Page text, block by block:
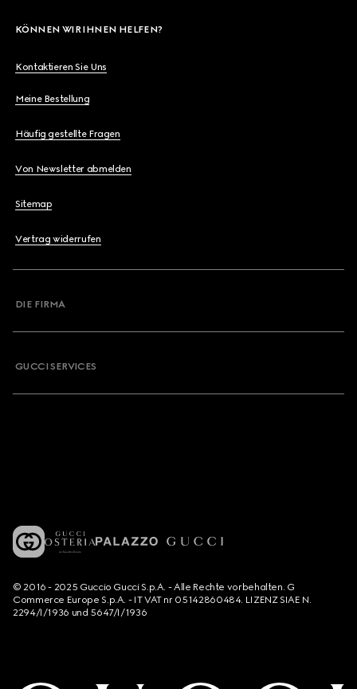
KÖNNEN WIR IHNEN HELFEN?
Kontaktieren Sie Uns
Meine Bestellung
Häufig gestellte Fragen
Von Newsletter abmelden
Sitemap
Vertrag widerrufen
DIE FIRMA
GUCCI SERVICES
© 2016 - 2025 Guccio Gucci S.p.A. - Alle Rechte vorbehalten. G
Commerce Europe S.p.A. - IT VAT nr 05142860484. LIZENZ SIAE N.
2294/I/1936 und 5647/I/1936